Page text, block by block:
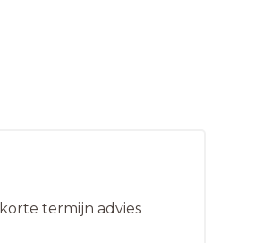
termijn advies